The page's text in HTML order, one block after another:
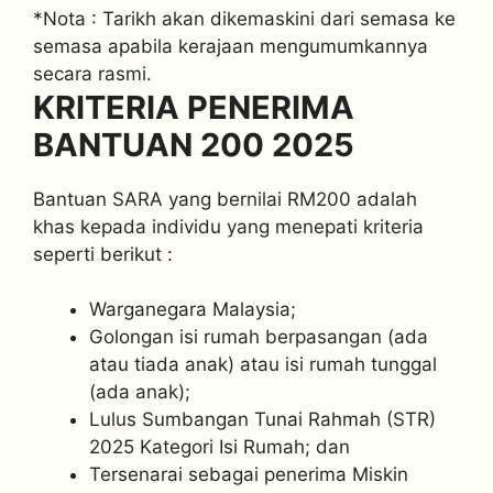
*Nota : Tarikh akan dikemaskini dari semasa ke
semasa apabila kerajaan mengumumkannya
secara rasmi.
KRITERIA PENERIMA
BANTUAN 200 2025
Bantuan SARA yang bernilai RM200 adalah
khas kepada individu yang menepati kriteria
seperti berikut :
Warganegara Malaysia;
Golongan isi rumah berpasangan (ada
atau tiada anak) atau isi rumah tunggal
(ada anak);
Lulus Sumbangan Tunai Rahmah (STR)
2025 Kategori Isi Rumah; dan
Tersenarai sebagai penerima Miskin